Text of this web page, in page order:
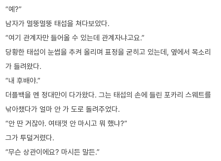
“예?”
남자가 멀뚱멀뚱 태섭을 쳐다보았다.
“여기 관계자만 들어올 수 있는데 관계자냐고요.”
당황한 태섭이 눈썹을 추켜 올리며 표정을 굳히고 있는데, 옆에서 목소리
가 들려왔다.
“내 후배야.”
더플백을 멘 정대만이 다가왔다. 그는 태섭의 손에 들린 포카리 스웨트를
낚아챘다가 얼마 안 가 도로 돌려주었다.
“안 딴 거잖아. 여태껏 안 마시고 뭐 했냐?”
그가 투덜거렸다.
“무슨 상관이에요? 마시든 말든.”